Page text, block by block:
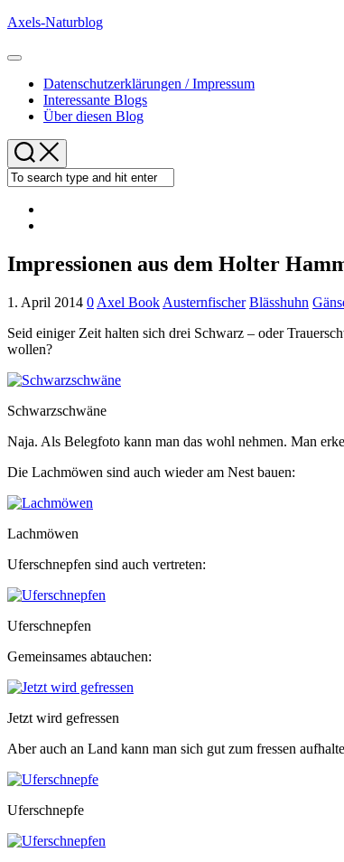
Skip
content
Axels-Naturblog
Expand
Datenschutzerklärungen / Impressum
Interessante Blogs
Über diesen Blog
Impressionen aus dem Holter
1. April 2014 0 Axel Book Austernfischer Blässhuhn
Seid einiger Zeit halten sich drei Schwarz – oder
wollen?
Schwarzschwäne
Naja. Als Belegfoto kann man das wohl nehmen. Man
Die Lachmöwen sind auch wieder am Nest bauen:
Lachmöwen
Uferschnepfen sind auch vertreten:
Uferschnepfen
Gemeinsames abtauchen:
Jetzt wird gefressen
Aber auch an Land kann man sich gut zum fressen
Uferschnepfe